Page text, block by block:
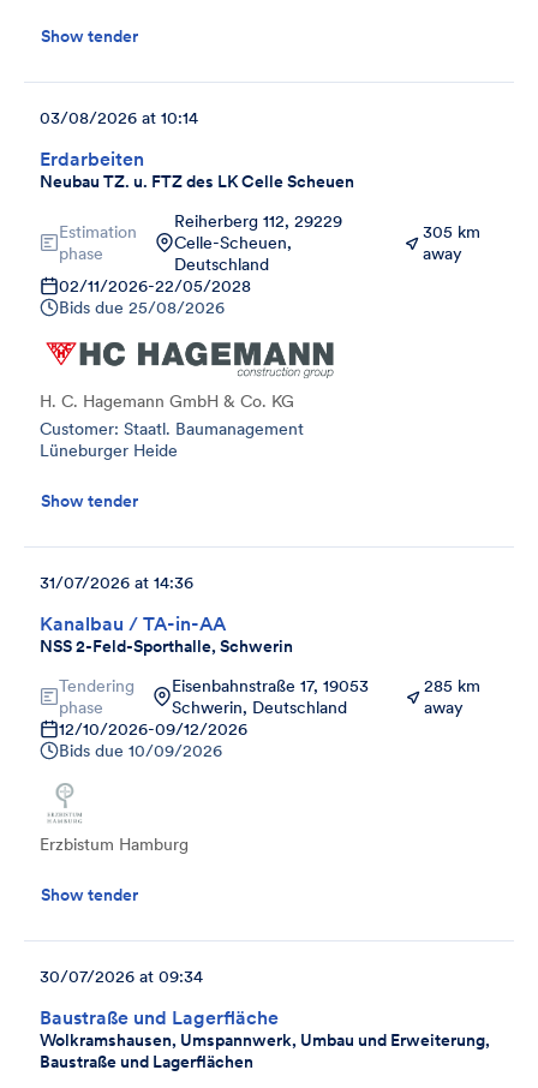
Show tender
Erdarbeiten
Neubau TZ. u. FTZ des LK Celle Scheuen
03/08/2026 at 10:14
Estimation
phase
Reiherberg 112, 29229
Celle-Scheuen,
Deutschland
305 km
away
02/11/2026-22/05/2028
Bids due 25/08/2026
H. C. Hagemann GmbH & Co. KG
Customer: Staatl. Baumanagement
Lüneburger Heide
Show tender
Kanalbau / TA-in-AA
NSS 2-Feld-Sporthalle, Schwerin
31/07/2026 at 14:36
Tendering
phase
Eisenbahnstraße 17, 19053
Schwerin, Deutschland
285 km
away
12/10/2026-09/12/2026
Bids due 10/09/2026
Erzbistum Hamburg
Show tender
Baustraße und Lagerfläche
Wolkramshausen, Umspannwerk, Umbau und Erweiterung,
Baustraße und Lagerflächen
30/07/2026 at 09:34